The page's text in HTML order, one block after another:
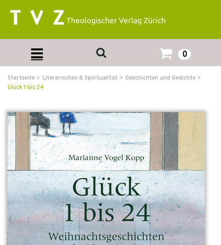
0
Startseite Literarisches & Spiritualität
Geschichten und Gedichte
Glück 1 bis 24